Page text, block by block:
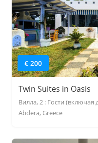
€ 200
Twin Suites in Oasis
Вилла, 2 : Гости (включая
Abdera, Greece